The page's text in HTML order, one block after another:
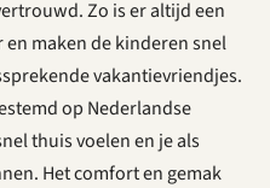
Zo is er altijd een
maken de kinderen snel
vakantievriendjes.
op Nederlandse
thuis voelen en je als
Het comfort en gemak